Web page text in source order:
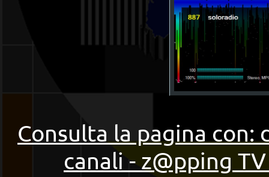
Consulta la pagina
canali - z@pping